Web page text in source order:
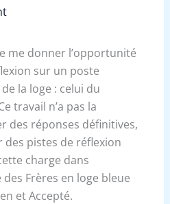
me donner l’opportunité
sur un poste
la loge : celui du
travail n’a pas la
des réponses définitives,
pistes de réflexion
charge dans
Frères en loge bleue
et Accepté.